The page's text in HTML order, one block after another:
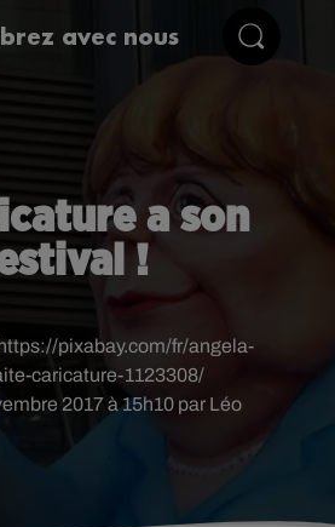
avec nous
a son
!
2017 à 15h10 par Léo
pixabay.com/fr/angela-
caricature-1123308/